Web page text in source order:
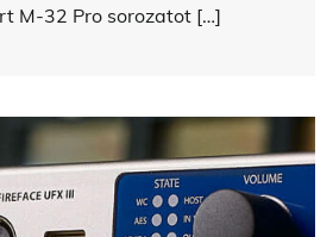
M-32 Pro sorozatot […]